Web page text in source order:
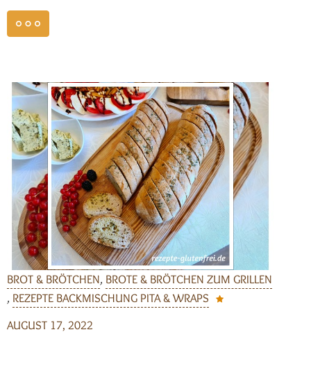
BROT & BRÖTCHEN, BROTE & BRÖTCHEN ZUM GRILLEN
, REZEPTE BACKMISCHUNG PITA & WRAPS
AUGUST 17, 2022